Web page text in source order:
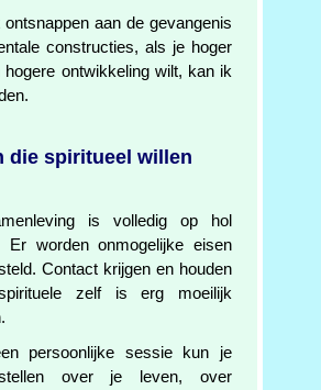
aan de gevangenis
constructies, als je hoger
hogere ontwikkeling wilt, kan ik
die spiritueel willen
is volledig op hol
Er worden onmogelijke eisen
Contact krijgen en houden
zelf is erg moeilijk
persoonlijke sessie kun je
over je leven, over